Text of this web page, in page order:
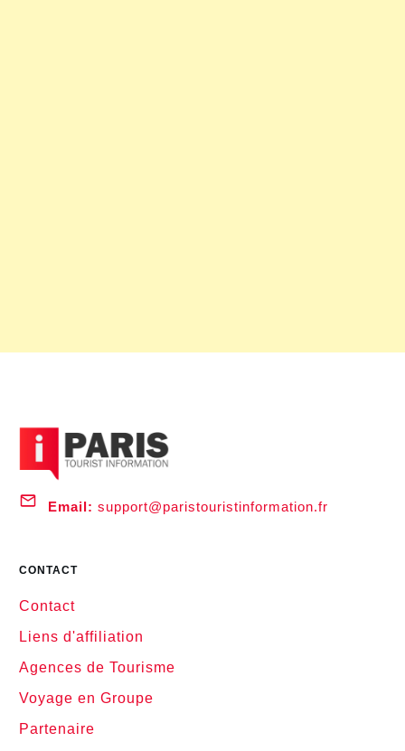
Email: support@paristouristinformation.fr
CONTACT
Contact
Liens d'affiliation
Agences de Tourisme
Voyage en Groupe
Partenaire